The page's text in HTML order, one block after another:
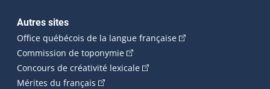
Autres sites
Office québécois de la langue française(Cet hyperlien
Commission de toponymie(Cet hyperlien externe s'ouvrira
Concours de créativité lexicale(Cet hyperlien externe
Mérites du français (Cet hyperlien externe s'ouvrira dans une